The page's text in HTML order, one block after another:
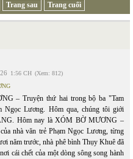
Trang sau Trang cuối
1:56 CH (Xem: 812)
– Truyện thứ hai trong bộ ba "Tam
Ngọc Lương. Hôm qua, chúng tôi giới
Hôm nay là XÓM BỜ MƯƠNG –
nhà văn trẻ Phạm Ngọc Lương, từng
năm trước, nhà phê bình Thụy Khuê đã
cái chết của một dòng sông song hành